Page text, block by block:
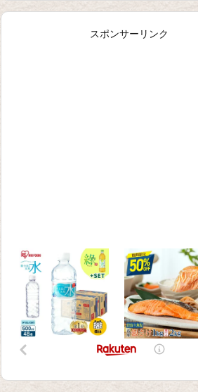
スポンサーリンク